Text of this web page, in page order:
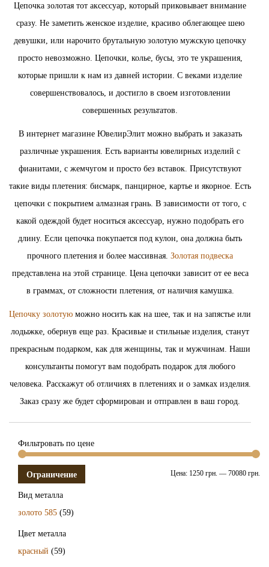
Цепочка золотая тот аксессуар, который приковывает внимание
сразу. Не заметить женское изделие, красиво облегающее шею
девушки, или нарочито брутальную золотую мужскую цепочку
просто невозможно. Цепочки, колье, бусы, это те украшения,
которые пришли к нам из давней истории. С веками изделие
совершенствовалось, и достигло в своем изготовлении
совершенных результатов.
В интернет магазине ЮвелирЭлит можно выбрать и заказать
различные украшения. Есть варианты ювелирных изделий с
фианитами, с жемчугом и просто без вставок. Присутствуют
такие виды плетения: бисмарк, панцирное, картье и якорное. Есть
цепочки с покрытием алмазная грань. В зависимости от того, с
какой одеждой будет носиться аксессуар, нужно подобрать его
длину. Если цепочка покупается под кулон, она должна быть
прочного плетения и более массивная. Золотая подвеска
представлена на этой странице. Цена цепочки зависит от ее веса
в граммах, от сложности плетения, от наличия камушка.
Цепочку золотую можно носить как на шее, так и на запястье или
лодыжке, обернув еще раз. Красивые и стильные изделия, станут
прекрасным подарком, как для женщины, так и мужчинам. Наши
консультанты помогут вам подобрать подарок для любого
человека. Расскажут об отличиях в плетениях и о замках изделия.
Заказ сразу же будет сформирован и отправлен в ваш город.
Фильтровать по цене
Ограничение Цена: 1250 грн. — 70080 грн.
Вид металла
золото 585 (59)
Цвет металла
красный (59)